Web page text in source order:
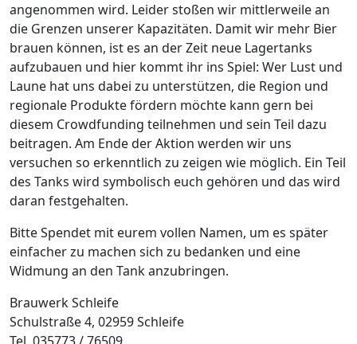
angenommen wird. Leider stoßen wir mittlerweile an
die Grenzen unserer Kapazitäten. Damit wir mehr Bier
brauen können, ist es an der Zeit neue Lagertanks
aufzubauen und hier kommt ihr ins Spiel: Wer Lust und
Laune hat uns dabei zu unterstützen, die Region und
regionale Produkte fördern möchte kann gern bei
diesem Crowdfunding teilnehmen und sein Teil dazu
beitragen. Am Ende der Aktion werden wir uns
versuchen so erkenntlich zu zeigen wie möglich. Ein Teil
des Tanks wird symbolisch euch gehören und das wird
daran festgehalten.
Bitte Spendet mit eurem vollen Namen, um es später
einfacher zu machen sich zu bedanken und eine
Widmung an den Tank anzubringen.
Brauwerk Schleife
Schulstraße 4, 02959 Schleife